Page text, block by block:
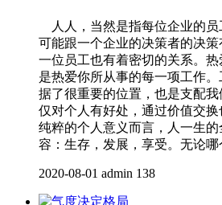
人人，当然是指每位企业的员
可能跟一个企业的决策者的决
一位员工也有着密切的关系。
是热爱你所从事的每一项工作
据了很重要的位置，也是支配
仅对个人有好处，通过价值交
纯粹的个人意义而言，人一生
容：生存，发展，享受。无论
2020-08-01 admin 138